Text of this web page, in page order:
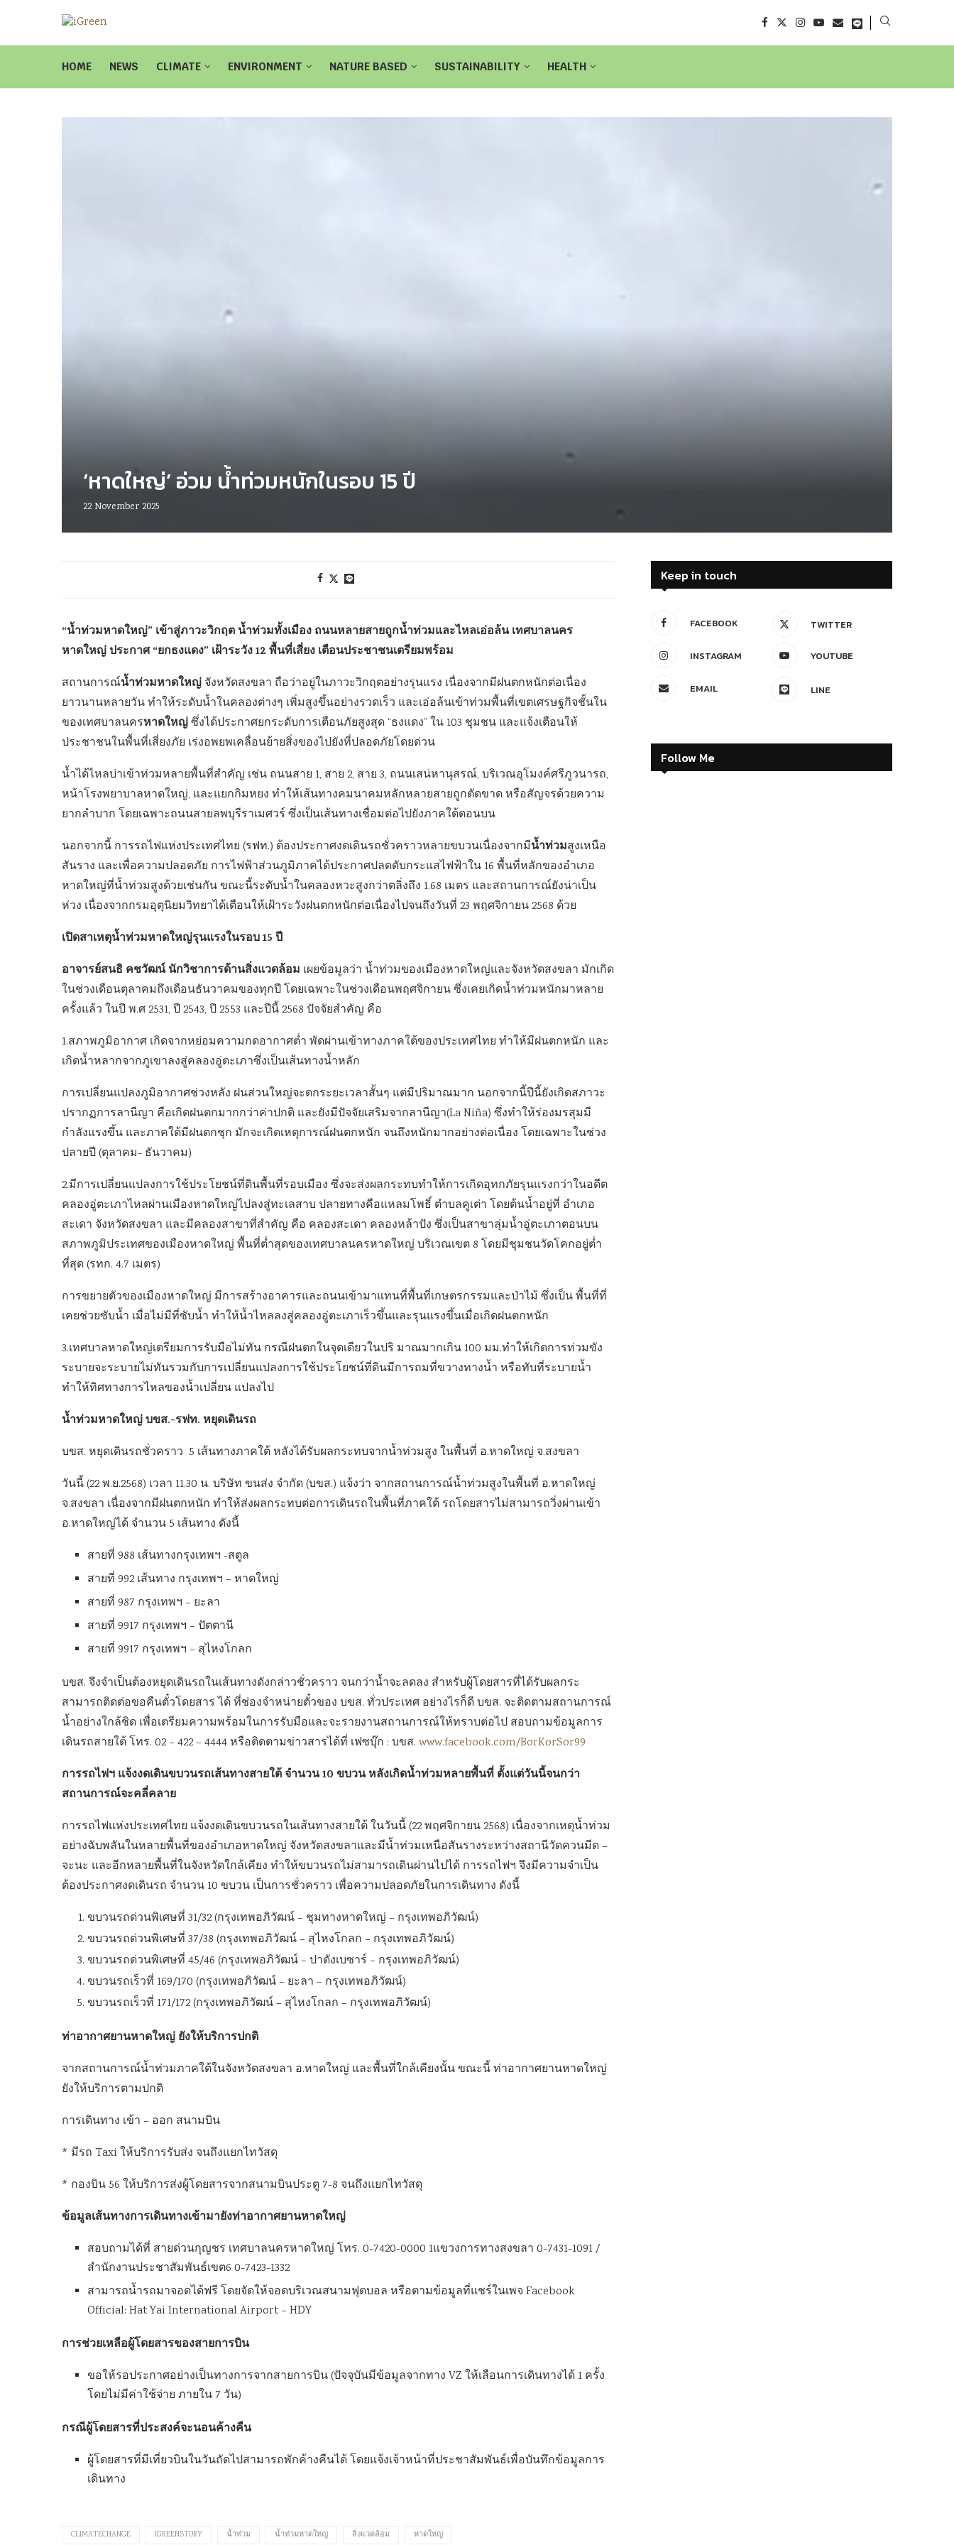
HOME NEWS CLIMATE ENVIRONMENT NATURE BASED SUSTAINABILITY HEALTH
‘หาดใหญ่’ อ่วม น้ำท่วมหนักในรอบ 15 ปี
22 November 2025
“น้ำท่วมหาดใหญ่” เข้าสู่ภาวะวิกฤต น้ำท่วมทั้งเมือง ถนนหลายสายถูกน้ำท่วมและไหลเอ่อล้น เทศบาลนคร
หาดใหญ่ ประกาศ “ยกธงแดง” เฝ้าระวัง 12 พื้นที่เสี่ยง เตือนประชาชนเตรียมพร้อม
สถานการณ์น้ำท่วมหาดใหญ่ จังหวัดสงขลา ถือว่าอยู่ในภาวะวิกฤตอย่างรุนแรง เนื่องจากมีฝนตกหนักต่อเนื่อง
ยาวนานหลายวัน ทำให้ระดับน้ำในคลองต่างๆ เพิ่มสูงขึ้นอย่างรวดเร็ว และเอ่อล้นเข้าท่วมพื้นที่เขตเศรษฐกิจชั้นใน
ของเทศบาลนครหาดใหญ่ซึ่งได้ประกาศยกระดับการเตือนภัยสูงสุด “ธงแดง” ใน 103 ชุมชน และแจ้งเตือนให้
ประชาชนในพื้นที่เสี่ยงภัย เร่งอพยพเคลื่อนย้ายสิ่งของไปยังที่ปลอดภัยโดยด่วน
น้ำได้ไหลบ่าเข้าท่วมหลายพื้นที่สำคัญ เช่น ถนนสาย 1, สาย 2, สาย 3, ถนนเสน่หานุสรณ์, บริเวณอุโมงค์ศรีภูวนารถ,
หน้าโรงพยาบาลหาดใหญ่, และแยกกิมหยง ทำให้เส้นทางคมนาคมหลักหลายสายถูกตัดขาด หรือสัญจรด้วยความ
ยากลำบาก โดยเฉพาะถนนสายลพบุรีราเมศวร์ ซึ่งเป็นเส้นทางเชื่อมต่อไปยังภาคใต้ตอนบน
นอกจากนี้ การรถไฟแห่งประเทศไทย (รฟท.) ต้องประกาศงดเดินรถชั่วคราวหลายขบวนเนื่องจากมีน้ำท่วมสูงเหนือ
สันราง และเพื่อความปลอดภัย การไฟฟ้าส่วนภูมิภาคได้ประกาศปลดดับกระแสไฟฟ้าใน 16 พื้นที่หลักของอำเภอ
หาดใหญ่ที่น้ำท่วมสูงด้วยเช่นกัน ขณะนี้ระดับน้ำในคลองหวะสูงกว่าตลิ่งถึง 1.68 เมตร และสถานการณ์ยังน่าเป็น
ห่วง เนื่องจากกรมอุตุนิยมวิทยาได้เตือนให้เฝ้าระวังฝนตกหนักต่อเนื่องไปจนถึงวันที่ 23 พฤศจิกายน 2568 ด้วย
เปิดสาเหตุน้ำท่วมหาดใหญ่รุนแรงในรอบ 15 ปี
อาจารย์สนธิ คชวัฒน์ นักวิชาการด้านสิ่งแวดล้อม เผยข้อมูลว่า น้ำท่วมของเมืองหาดใหญ่และจังหวัดสงขลา มักเกิด
ในช่วงเดือนตุลาคมถึงเดือนธันวาคมของทุกปี โดยเฉพาะในช่วงเดือนพฤศจิกายน ซึ่งเคยเกิดน้ำท่วมหนักมาหลาย
ครั้งแล้ว ในปี พ.ศ 2531, ปี 2543, ปี 2553 และปีนี้ 2568 ปัจจัยสำคัญ คือ
1.สภาพภูมิอากาศ เกิดจากหย่อมความกดอากาศต่ำ พัดผ่านเข้าทางภาคใต้ของประเทศไทย ทำให้มีฝนตกหนัก และ
เกิดน้ำหลากจากภูเขาลงสู่คลองอู่ตะเภาซึ่งเป็นเส้นทางน้ำหลัก
การเปลี่ยนแปลงภูมิอากาศช่วงหลัง ฝนส่วนใหญ่จะตกระยะเวลาสั้นๆ แต่มีปริมาณมาก นอกจากนี้ปีนี้ยังเกิดสภาวะ
ปรากฏการลานีญา คือเกิดฝนตกมากกว่าค่าปกติ และยังมีปัจจัยเสริมจากลานีญา(La Niña) ซึ่งทำให้ร่องมรสุมมี
กำลังแรงขึ้น และภาคใต้มีฝนตกชุก มักจะเกิดเหตุการณ์ฝนตกหนัก จนถึงหนักมากอย่างต่อเนื่อง โดยเฉพาะในช่วง
ปลายปี (ตุลาคม- ธันวาคม)
2.มีการเปลี่ยนแปลงการใช้ประโยชน์ที่ดินพื้นที่รอบเมือง ซึ่งจะส่งผลกระทบทำให้การเกิดอุทกภัยรุนแรงกว่าในอดีต
คลองอู่ตะเภาไหลผ่านเมืองหาดใหญ่ไปลงสู่ทะเลสาบ ปลายทางคือแหลมโพธิ์ ตำบลคูเต่า โดยต้นน้ำอยู่ที่ อำเภอ
สะเดา จังหวัดสงขลา และมีคลองสาขาที่สำคัญ คือ คลองสะเดา คลองหล้าปัง ซึ่งเป็นสาขาลุ่มน้ำอู่ตะเภาตอนบน
สภาพภูมิประเทศของเมืองหาดใหญ่ พื้นที่ต่ำสุดของเทศบาลนครหาดใหญ่ บริเวณเขต 8 โดยมีชุมชนวัดโคกอยู่ต่ำ
ที่สุด (รทก. 4.7 เมตร)
การขยายตัวของเมืองหาดใหญ่ มีการสร้างอาคารและถนนเข้ามาแทนที่พื้นที่เกษตรกรรมและป่าไม้ ซึ่งเป็น พื้นที่ที่
เคยช่วยซับน้ำ เมื่อไม่มีที่ซับน้ำ ทำให้น้ำไหลลงสู่คลองอู่ตะเภาเร็วขึ้นและรุนแรงขึ้นเมื่อเกิดฝนตกหนัก
3.เทศบาลหาดใหญ่เตรียมการรับมือไม่ทัน กรณีฝนตกในจุดเดียวในปริ มาณมากเกิน 100 มม.ทำให้เกิดการท่วมขัง
ระบายจะระบายไม่ทันรวมกับการเปลี่ยนแปลงการใช้ประโยชน์ที่ดินมีการถมที่ขวางทางน้ำ หรือทับที่ระบายน้ำ
ทำให้ทิศทางการไหลของน้ำเปลี่ยน แปลงไป
น้ำท่วมหาดใหญ่ บขส.-รฟท. หยุดเดินรถ
บขส. หยุดเดินรถชั่วคราว 5 เส้นทางภาคใต้ หลังได้รับผลกระทบจากน้ำท่วมสูง ในพื้นที่ อ.หาดใหญ่ จ.สงขลา
วันนี้ (22 พ.ย.2568) เวลา 11.30 น. บริษัท ขนส่ง จำกัด (บขส.) แจ้งว่า จากสถานการณ์น้ำท่วมสูงในพื้นที่ อ.หาดใหญ่
จ.สงขลา เนื่องจากมีฝนตกหนัก ทำให้ส่งผลกระทบต่อการเดินรถในพื้นที่ภาคใต้ รถโดยสารไม่สามารถวิ่งผ่านเข้า
อ.หาดใหญ่ได้ จำนวน 5 เส้นทาง ดังนี้
สายที่ 988 เส้นทางกรุงเทพฯ -สตูล
สายที่ 992 เส้นทาง กรุงเทพฯ – หาดใหญ่
สายที่ 987 กรุงเทพฯ – ยะลา
สายที่ 9917 กรุงเทพฯ – ปัตตานี
สายที่ 9917 กรุงเทพฯ – สุไหงโกลก
บขส. จึงจำเป็นต้องหยุดเดินรถในเส้นทางดังกล่าวชั่วคราว จนกว่าน้ำจะลดลง สำหรับผู้โดยสารที่ได้รับผลกระ
สามารถติดต่อขอคืนตั๋วโดยสาร ได้ ที่ช่องจำหน่ายตั๋วของ บขส. ทั่วประเทศ อย่างไรก็ดี บขส. จะติดตามสถานการณ์
น้ำอย่างใกล้ชิด เพื่อเตรียมความพร้อมในการรับมือและจะรายงานสถานการณ์ให้ทราบต่อไป สอบถามข้อมูลการ
เดินรถสายใต้ โทร. 02 – 422 – 4444 หรือติดตามข่าวสารได้ที่ เฟซบุ๊ก : บขส. www.facebook.com/BorKorSor99
การรถไฟฯ แจ้งงดเดินขบวนรถเส้นทางสายใต้ จำนวน 10 ขบวน หลังเกิดน้ำท่วมหลายพื้นที่ ตั้งแต่วันนี้จนกว่า
สถานการณ์จะคลี่คลาย
การรถไฟแห่งประเทศไทย แจ้งงดเดินขบวนรถในเส้นทางสายใต้ ในวันนี้ (22 พฤศจิกายน 2568) เนื่องจากเหตุน้ำท่วม
อย่างฉับพลันในหลายพื้นที่ของอำเภอหาดใหญ่ จังหวัดสงขลาและมีน้ำท่วมเหนือสันรางระหว่างสถานีวัดควนมีด –
จะนะ และอีกหลายพื้นที่ในจังหวัดใกล้เคียง ทำให้ขบวนรถไม่สามารถเดินผ่านไปได้ การรถไฟฯ จึงมีความจำเป็น
ต้องประกาศงดเดินรถ จำนวน 10 ขบวน เป็นการชั่วคราว เพื่อความปลอดภัยในการเดินทาง ดังนี้
ขบวนรถด่วนพิเศษที่ 31/32 (กรุงเทพอภิวัฒน์ – ชุมทางหาดใหญ่ – กรุงเทพอภิวัฒน์)
ขบวนรถด่วนพิเศษที่ 37/38 (กรุงเทพอภิวัฒน์ – สุไหงโกลก – กรุงเทพอภิวัฒน์)
ขบวนรถด่วนพิเศษที่ 45/46 (กรุงเทพอภิวัฒน์ – ปาดังเบซาร์ – กรุงเทพอภิวัฒน์)
ขบวนรถเร็วที่ 169/170 (กรุงเทพอภิวัฒน์ – ยะลา – กรุงเทพอภิวัฒน์)
ขบวนรถเร็วที่ 171/172 (กรุงเทพอภิวัฒน์ – สุไหงโกลก – กรุงเทพอภิวัฒน์)
ท่าอากาศยานหาดใหญ่ ยังให้บริการปกติ
จากสถานการณ์น้ำท่วมภาคใต้ในจังหวัดสงขลา อ.หาดใหญ่ และพื้นที่ใกล้เคียงนั้น ขณะนี้ ท่าอากาศยานหาดใหญ่
ยังให้บริการตามปกติ
การเดินทาง เข้า – ออก สนามบิน
* มีรถ Taxi ให้บริการรับส่ง จนถึงแยกไทวัสดุ
* กองบิน 56 ให้บริการส่งผู้โดยสารจากสนามบินประตู 7-8 จนถึงแยกไทวัสดุ
ข้อมูลเส้นทางการเดินทางเข้ามายังท่าอากาศยานหาดใหญ่
สอบถามได้ที่ สายด่วนกุญชร เทศบาลนครหาดใหญ่ โทร. 0-7420-0000 1แขวงการทางสงขลา 0-7431-1091 /
สำนักงานประชาสัมพันธ์เขต6 0-7423-1332
สามารถน้ำรถมาจอดได้ฟรี โดยจัดให้จอดบริเวณสนามฟุตบอล หรือตามข้อมูลที่แชร์ในเพจ Facebook
Official: Hat Yai International Airport – HDY
การช่วยเหลือผู้โดยสารของสายการบิน
ขอให้รอประกาศอย่างเป็นทางการจากสายการบิน (ปัจจุบันมีข้อมูลจากทาง VZ ให้เลือนการเดินทางได้ 1 ครั้ง
โดยไม่มีค่าใช้จ่าย ภายใน 7 วัน)
กรณีผู้โดยสารที่ประสงค์จะนอนค้างคืน
ผู้โดยสารที่มีเที่ยวบินในวันถัดไปสามารถพักค้างคืนได้ โดยแจ้งเจ้าหน้าที่ประชาสัมพันธ์เพื่อบันทึกข้อมูลการ
เดินทาง
CLIMATECHANGE IGREENSTORY น้ำท่วม น้ำท่วมหาดใหญ่ สิ่งแวดล้อม หาดใหญ่
Keep in touch
FACEBOOK TWITTER
INSTAGRAM YOUTUBE
EMAIL LINE
Follow Me